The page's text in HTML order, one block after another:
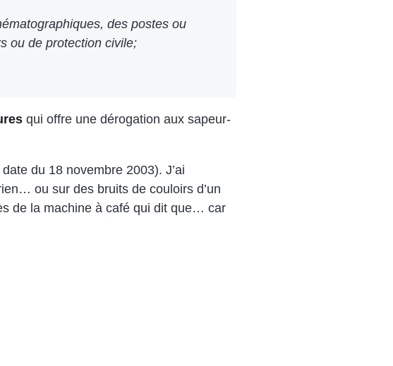
des postes ou
ou de protection civile;
qui offre une dérogation aux sapeur-
du 18 novembre 2003). J’ai
ou sur des bruits de couloirs d’un
de la machine à café qui dit que… car